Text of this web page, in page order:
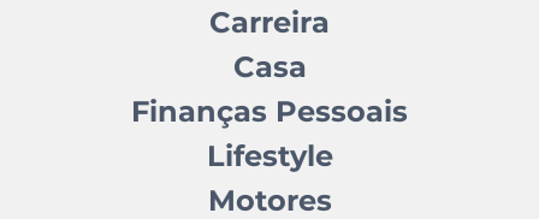
Carreira
Casa
Finanças Pessoais
Lifestyle
Motores